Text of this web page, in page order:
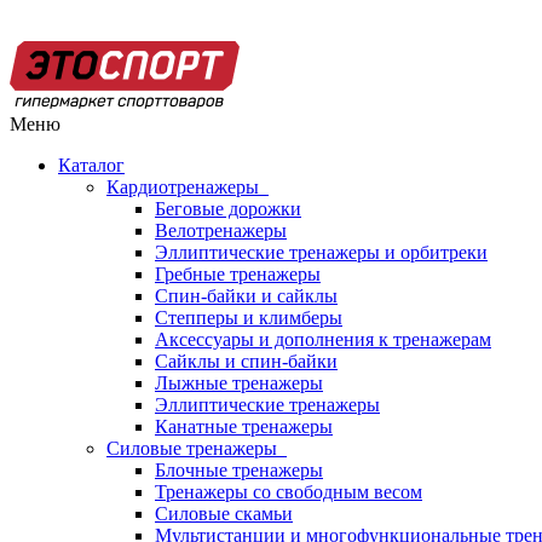
Меню
Каталог
Кардиотренажеры
Беговые дорожки
Велотренажеры
Эллиптические тренажеры и орбитреки
Гребные тренажеры
Спин-байки и сайклы
Степперы и климберы
Аксессуары и дополнения к тренажерам
Сайклы и спин-байки
Лыжные тренажеры
Эллиптические тренажеры
Канатные тренажеры
Силовые тренажеры
Блочные тренажеры
Тренажеры со свободным весом
Силовые скамьи
Мультистанции и многофункциональные